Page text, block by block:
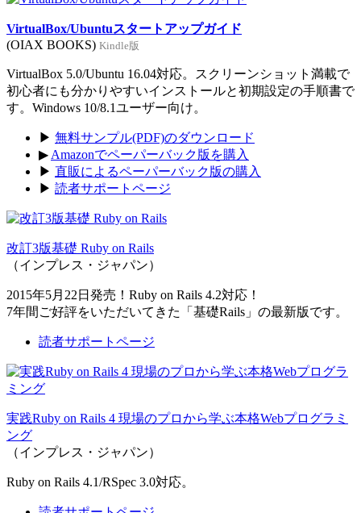
VirtualBox/Ubuntuスタートアップガイド
(OIAX BOOKS) Kindle版
VirtualBox 5.0/Ubuntu 16.04対応。スクリーンショット満載で
初心者にも分かりやすいインストールと初期設定の手順書で
す。Windows 10/8.1ユーザー向け。
▶ 無料サンプル(PDF)のダウンロード
▶ Amazonでペーパーバック版を購入
▶ 直販によるペーパーバック版の購入
▶ 読者サポートページ
改訂3版基礎 Ruby on Rails
（インプレス・ジャパン）
2015年5月22日発売！Ruby on Rails 4.2対応！
7年間ご好評をいただいてきた「基礎Rails」の最新版です。
読者サポートページ
実践Ruby on Rails 4 現場のプロから学ぶ本格Webプログラミ
ング
（インプレス・ジャパン）
Ruby on Rails 4.1/RSpec 3.0対応。